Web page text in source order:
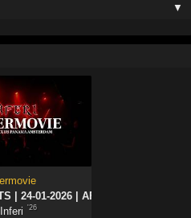
▼
| 24-01-2026 | AFTERMOVIE
Inferi
'26